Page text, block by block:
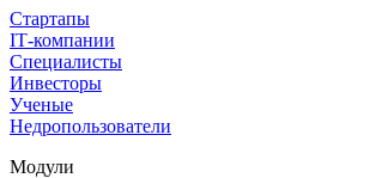
Стартапы
IT‑компании
Специалисты
Инвесторы
Ученые
Недропользователи
Модули